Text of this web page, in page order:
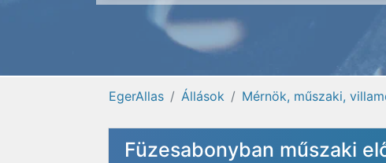
EgerAllas Állások Mérnök, műszaki,
Füzesabonyban műszaki